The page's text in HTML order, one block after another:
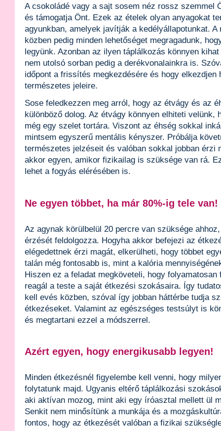
A csokoládé vagy a sajt sosem néz rossz szemmel
és támogatja Önt. Ezek az ételek olyan anyagokat
agyunkban, amelyek javítják a kedélyállapotunkat. A
közben pedig minden lehetőséget megragadunk,
legyünk. Azonban az ilyen táplálkozás könnyen
nem utolsó sorban pedig a derékvonalainkra is.
időpont a frissítés megkezdésére és hogy elkezdjen
természetes jeleire.
Sose feledkezzen meg arról, hogy az étvágy és az
különböző dolog. Az étvágy könnyen elhiteti velünk,
még egy szelet tortára. Viszont az éhség sokkal
mintsem egyszerű mentális kényszer. Próbálja
természetes jelzéseit és valóban sokkal jobban érzi
akkor egyen, amikor fizikailag is szüksége van rá.
lehet a fogyás elérésében is.
Ne egyen többet, ha már 80%-ig tele van!
Az agynak körülbelül 20 percre van szüksége
érzését feldolgozza. Hogyha akkor befejezi az
elégedettnek érzi magát, elkerülheti, hogy többet
talán még fontosabb is, mint a kalória
Hiszen ez a feladat megköveteli, hogy folyamatosan
reagál a teste a saját étkezési szokásaira. Így
kell evés közben, szóval így jobban háttérbe tudja
étkezéseket. Valamint az egészséges testsúlyt is
és megtartani ezzel a módszerrel.
Azért egyen, hogy energikusabb legyen!
Minden étkezésnél figyelembe kell venni, hogy
folytatunk majd. Ugyanis eltérő táplálkozási
aki aktívan mozog, mint aki egy íróasztal mellett ül
Senkit nem minősítünk a munkája és a
fontos, hogy az étkezését valóban a fizikai